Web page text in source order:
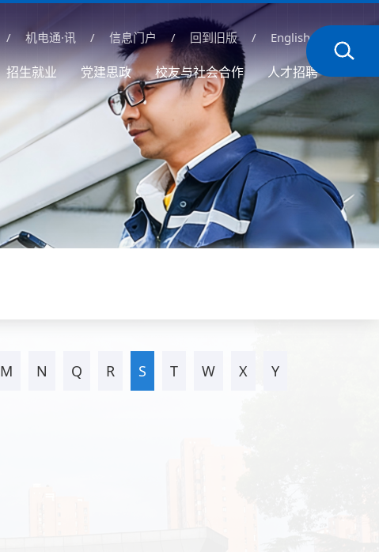
/ 机电通·讯 / 信息门户 / 回到旧版 / English
招生就业 党建思政 校友与社会合作 人才招聘
M N Q R S T W X Y